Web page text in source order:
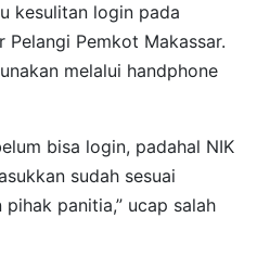
kesulitan login pada
Pelangi Pemkot Makassar.
melalui handphone
bisa login, padahal NIK
sudah sesuai
panitia,” ucap salah